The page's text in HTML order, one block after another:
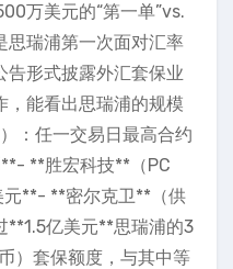
万美元的“第一单”vs.
思瑞浦第一次面对汇率
告形式披露外汇套保业
，能看出思瑞浦的规模
：任一交易日最高合约
**胜宏科技**（PC
元**- **密尔克卫**（供
**1.5亿美元**思瑞浦的3
）套保额度，与其中等